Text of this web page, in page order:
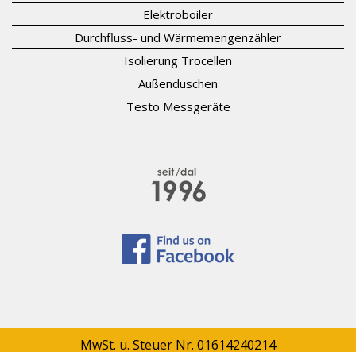
Elektroboiler
Durchfluss- und Wärmemengenzähler
Isolierung Trocellen
Außenduschen
Testo Messgeräte
MwSt. u. Steuer Nr. 01614240214